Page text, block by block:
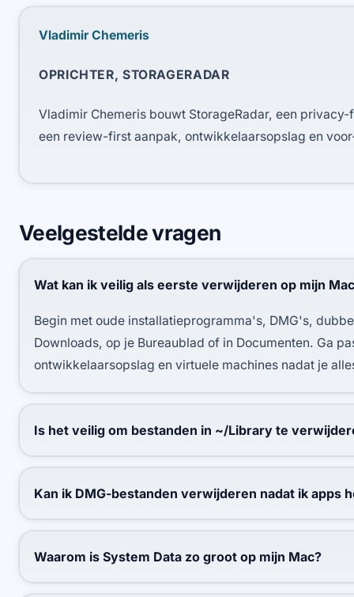
Vladimir Chemeris
OPRICHTER, STORAGERADAR
Vladimir Chemeris bouwt StorageRadar, een
een review-first aanpak, ontwikkelaarsopslag en
Veelgestelde vragen
Wat kan ik veilig als eerste verwijderen op mijn
Begin met oude installatieprogramma's, DMG's,
Downloads, op je Bureaublad of in Documenten. Ga
ontwikkelaarsopslag en virtuele machines nadat je
Is het veilig om bestanden in ~/Library te
Kan ik DMG-bestanden verwijderen nadat ik apps
Waarom is System Data zo groot op mijn Mac?